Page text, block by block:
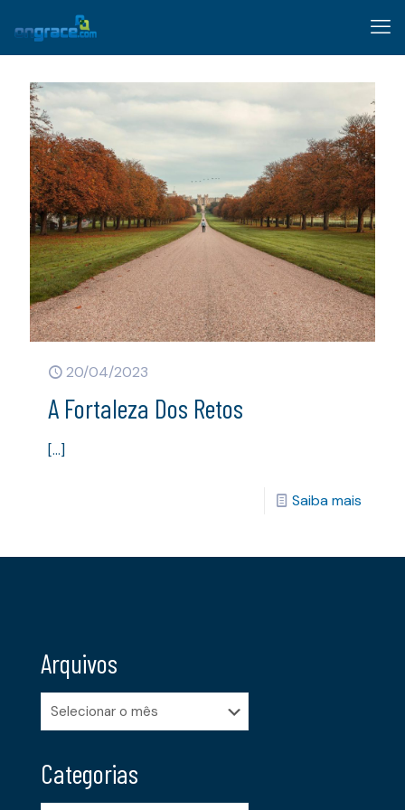
20/04/2023
A Fortaleza Dos Retos
[…]
Saiba mais
Arquivos
Arquivos
Categorias